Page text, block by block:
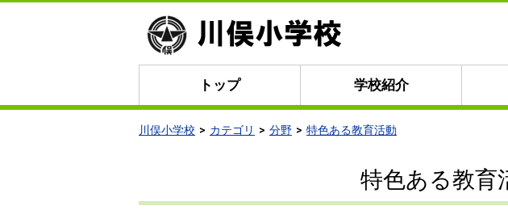
トップ 学校紹介
川俣小学校 カテゴリ 分野 特色ある教育活動
特色ある教